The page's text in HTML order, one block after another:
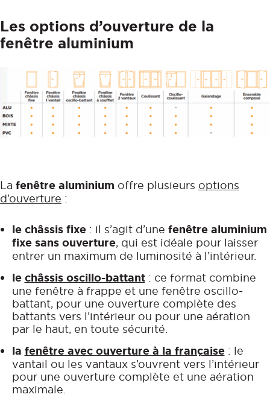
Les options d’ouverture de la
fenêtre aluminium
La fenêtre aluminium offre plusieurs options
d’ouverture :
le châssis fixe: il s’agit d’une fenêtre aluminium
fixe sans ouverture, qui est idéale pour laisser
entrer un maximum de luminosité à l’intérieur.
le châssis oscillo-battant: ce format combine
une fenêtre à frappe et une fenêtre oscillo-
battant, pour une ouverture complète des
battants vers l’intérieur ou pour une aération
par le haut, en toute sécurité.
la fenêtre avec ouverture à la française: le
vantail ou les vantaux s’ouvrent vers l’intérieur
pour une ouverture complète et une aération
maximale.